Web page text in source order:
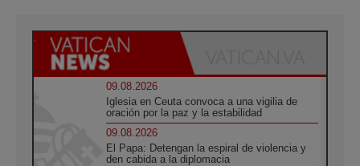
09.08.2026
Iglesia en Ceuta convoca a una vigilia de
oración por la paz y la estabilidad
09.08.2026
El Papa: Detengan la espiral de violencia y
den cabida a la diplomacia